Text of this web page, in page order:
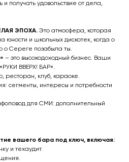
и получать удовольствие от дела,
ЭПОХА. Это атмосфера, которая
юности и школьных дискотек, когда о
о Сереге позабыла ты.
– это высокодоходный бизнес. Ваши
ВВЕРХ! БАР».
ресторан, клуб, караоке.
сегменты, интересы и потребности
для СМИ: дополнительный
вашего бара под ключ, включая:
и техаудит.